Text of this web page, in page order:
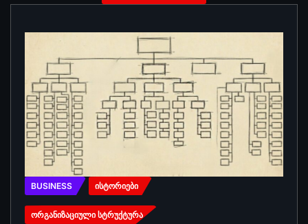
BUSINESS ᲘᲡᲢᲝᲠᲘᲔᲑᲘ
ᲝᲠᲒᲐᲜᲘᲖᲐᲪᲘᲣᲚᲘ ᲡᲢᲠᲣᲥᲢᲣᲠᲐ